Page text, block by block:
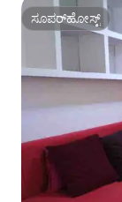
ಸೂಪರ್‌ಹೋಸ್ಟ್
ಸೂಪರ್‌ಹೋಸ್ಟ್